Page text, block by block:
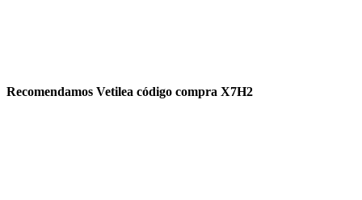
Recomendamos Vetilea código compra X7H2